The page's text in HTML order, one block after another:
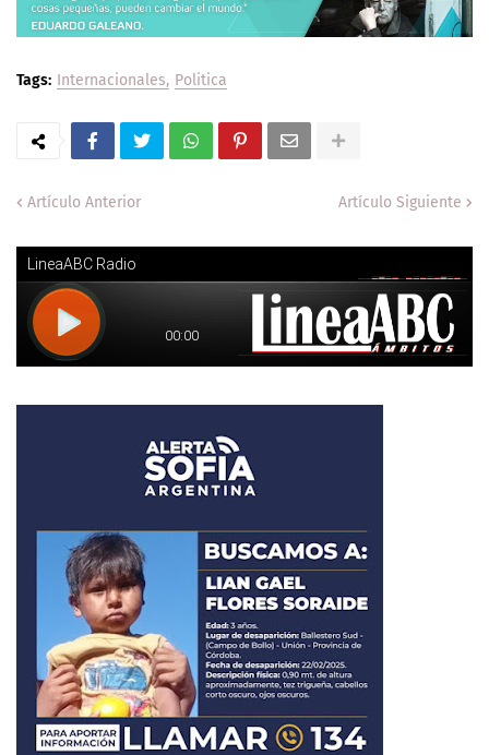
Tags: Internacionales Politica
Artículo Anterior Artículo Siguiente